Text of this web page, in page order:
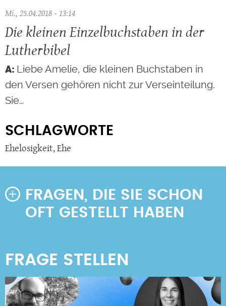
Mi., 25.04.2018 - 13:14
Die kleinen Einzelbuchstaben in der
Lutherbibel
Liebe Amelie, die kleinen Buchstaben in
den Versen gehören nicht zur Verseinteilung.
Sie…
SCHLAGWORTE
Ehelosigkeit,Ehe
FRAGEN, DIE SIE SCHON
OFT GESTELLT HABEN